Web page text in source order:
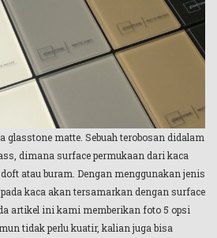
glasstone matte. Sebuah terobosan didalam
dimana surface permukaan dari kaca
atau buram. Dengan menggunakan jenis
kaca akan tersamarkan dengan surface
artikel ini kami memberikan foto 5 opsi
tidak perlu kuatir, kalian juga bisa